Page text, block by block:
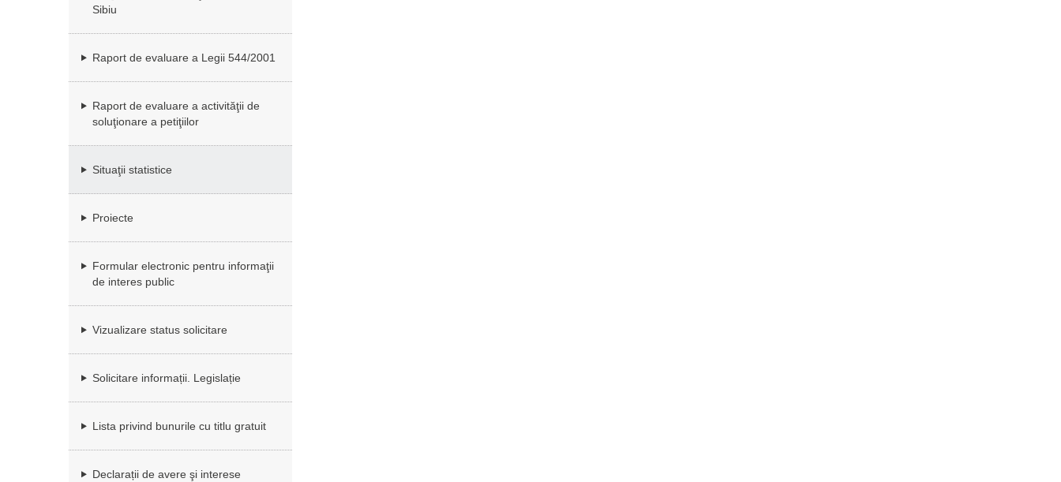
Sibiu
Raport de evaluare a Legii 544/2001
Raport de evaluare a activităţii de
soluţionare a petiţiilor
Situaţii statistice
Proiecte
Formular electronic pentru informaţii
de interes public
Vizualizare status solicitare
Solicitare informații. Legislație
Lista privind bunurile cu titlu gratuit
Declarații de avere şi interese